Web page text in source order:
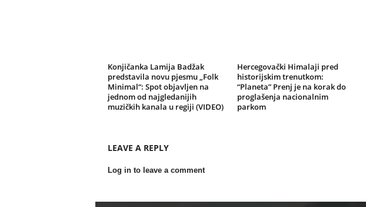
Konjičanka Lamija Badžak
predstavila novu pjesmu „Folk
Minimal“: Spot objavljen na
jednom od najgledanijih
muzičkih kanala u regiji (VIDEO)
Hercegovački Himalaji pred
historijskim trenutkom:
“Planeta” Prenj je na korak do
proglašenja nacionalnim
parkom
LEAVE A REPLY
Log in to leave a comment